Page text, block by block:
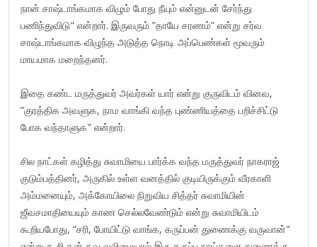
நான் சாஷ்டாங்கமாக விழும் போது நீயும் என்னுடன் சேர்ந்து
பணிந்துவிடு" என்றார். இருவரும் ”தாயே சரணம்” என்று சர்வ
சாஷ்டாங்கமாக விழுந்த அடுத்த நொடி அப்பெண்கள் மூவரும்
மாயமாக மறைந்தனர்.
இதை கண்ட மருத்துவர் அவர்கள் யார் என்று குருவிடம் வினவ,
”குரத்திக அவளுக, நாம வாங்கி வந்த புண்ணியத்தை பறிச்சிட்டு
போக வந்தாளுக" என்றார்.
சில நாட்கள் கழித்து சுவாமியை பார்க்க வந்த மருத்துவர் நாகராஜ்
குடும்பத்தினர், அருகில் உள்ள வனத்தில் குடியிருக்கும் வீரகாளி
அம்மனையும், அக்கோயிலை நிறுவிய சித்தர் சுவாமியின்
ஜீவசமாதியையும் காண செல்லவேண்டும் என்று சுவாமியிடம்
கூறியபோது, “சரி, போயிட்டு வாங்க, கருப்பன் துணைக்கு வருவான்"